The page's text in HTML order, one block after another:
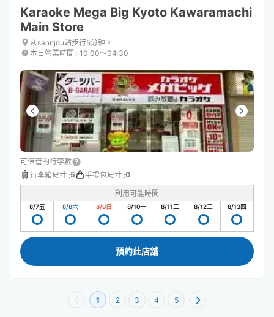
Karaoke Mega Big Kyoto Kawaramachi
Main Store
从sannjou站步行5分钟。
本日營業時間 : 10:00〜04:30
可保管的行李數
行李箱尺寸 :5 手提包尺寸 :0
利用可能時間
8/7五 8/8六 8/9日 8/10一 8/11二 8/12三 8/13四
預約此店舖
1 2 3 4 5